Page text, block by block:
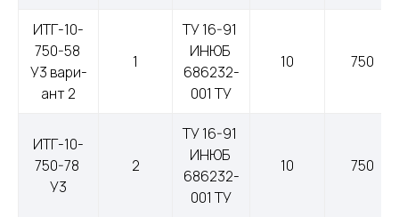
ИТГ-10-
750-58
У3 ва­ри­
ант 2
1
ТУ 16-91
ИНЮБ
686232-
001 ТУ
10 750
ИТГ-10-
750-78
У3
2
ТУ 16-91
ИНЮБ
686232-
001 ТУ
10 750